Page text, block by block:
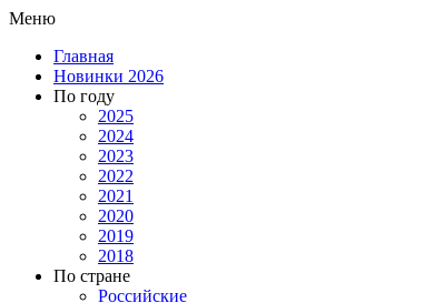
Меню
Главная
Новинки 2026
По году
2025
2024
2023
2022
2021
2020
2019
2018
По стране
Российские